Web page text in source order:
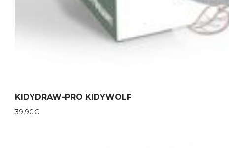
KIDYDRAW-PRO KIDYWOLF
39,90€